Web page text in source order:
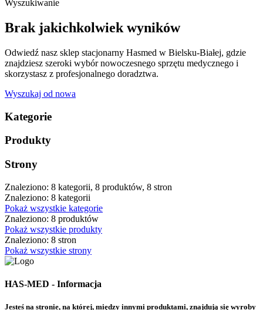
Wyszukiwanie
Brak jakichkolwiek wyników
Odwiedź nasz sklep stacjonarny Hasmed w Bielsku-Białej, gdzie
znajdziesz szeroki wybór nowoczesnego sprzętu medycznego i
skorzystasz z profesjonalnego doradztwa.
Wyszukaj od nowa
Kategorie
Produkty
Strony
Znaleziono: 8 kategorii, 8 produktów, 8 stron
Znaleziono: 8 kategorii
Pokaż wszystkie kategorie
Znaleziono: 8 produktów
Pokaż wszystkie produkty
Znaleziono: 8 stron
Pokaż wszystkie strony
HAS-MED - Informacja
Jesteś na stronie, na której, między innymi produktami, znajdują się wyroby